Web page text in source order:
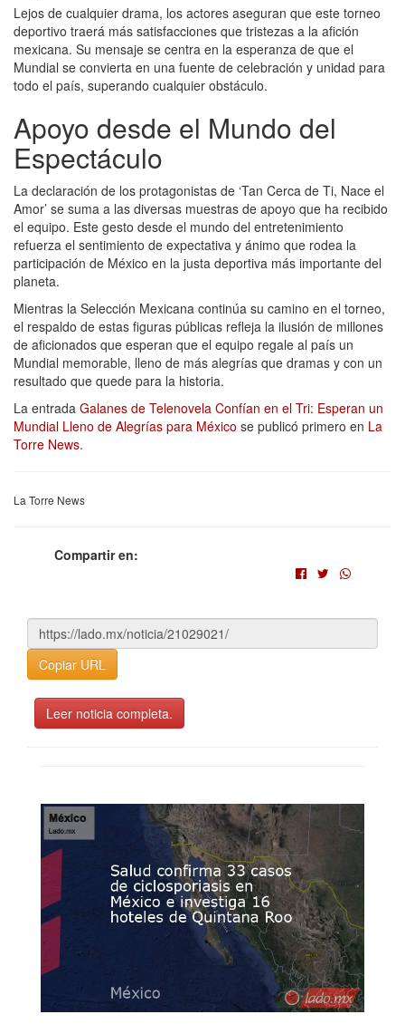
Lejos de cualquier drama, los actores aseguran que este torneo
deportivo traerá más satisfacciones que tristezas a la afición
mexicana. Su mensaje se centra en la esperanza de que el
Mundial se convierta en una fuente de celebración y unidad para
todo el país, superando cualquier obstáculo.
Apoyo desde el Mundo del
Espectáculo
La declaración de los protagonistas de ‘Tan Cerca de Ti, Nace el
Amor’ se suma a las diversas muestras de apoyo que ha recibido
el equipo. Este gesto desde el mundo del entretenimiento
refuerza el sentimiento de expectativa y ánimo que rodea la
participación de México en la justa deportiva más importante del
planeta.
Mientras la Selección Mexicana continúa su camino en el torneo,
el respaldo de estas figuras públicas refleja la ilusión de millones
de aficionados que esperan que el equipo regale al país un
Mundial memorable, lleno de más alegrías que dramas y con un
resultado que quede para la historia.
La entrada Galanes de Telenovela Confían en el Tri: Esperan un
Mundial Lleno de Alegrías para México se publicó primero en La
Torre News.
La Torre News
Compartir en:
Copiar URL
Leer noticia completa.